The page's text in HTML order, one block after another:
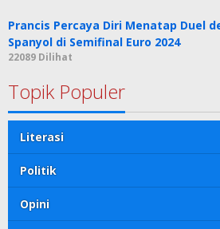
Prancis Percaya Diri Menatap Duel
Spanyol di Semifinal Euro 2024
22089 Dilihat
Topik Populer
Literasi
Politik
Opini